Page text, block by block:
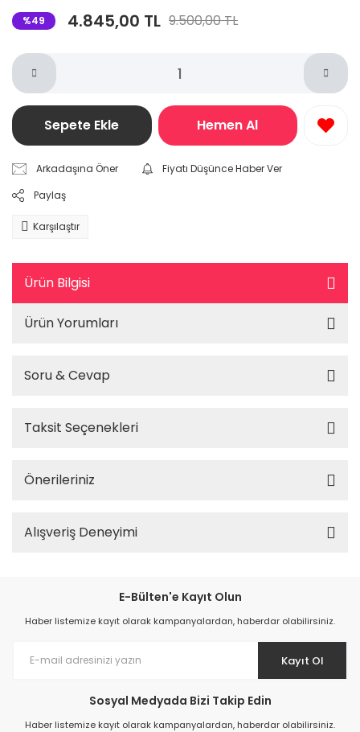
%49 4.845,00 TL 9.500,00 TL
Sepete Ekle Hemen Al
Arkadaşına Öner
Fiyatı Düşünce Haber Ver
Paylaş
Karşılaştır
Ürün Bilgisi
Ürün Yorumları
Soru & Cevap
Taksit Seçenekleri
Önerileriniz
Alışveriş Deneyimi
E-Bülten'e Kayıt Olun
Haber listemize kayıt olarak kampanyalardan, haberdar olabilirsiniz.
Kayıt Ol
Sosyal Medyada Bizi Takip Edin
Haber listemize kayıt olarak kampanyalardan, haberdar olabilirsiniz.